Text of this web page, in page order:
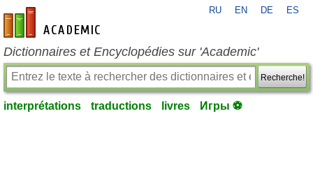
fr-academic.com
RU EN DE ES
Dictionnaires et Encyclopédies sur 'Academic'
Recherche!
interprétations traductions livres Игры ⚽